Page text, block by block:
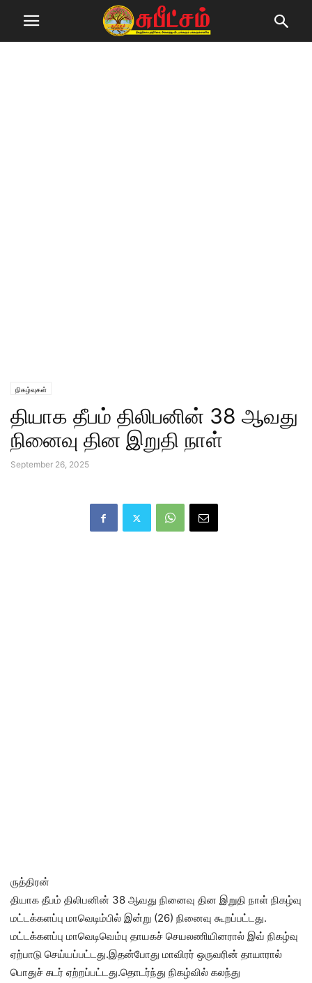
நிகழ்வுகள்
தியாக தீபம் திலிபனின் 38 ஆவது
நினைவு தின இறுதி நாள்
September 26, 2025
ருத்திரன்
தியாக தீபம் திலிபனின் 38 ஆவது நினைவு தின இறுதி நாள் நிகழ்வு
மட்டக்களப்பு மாவெடிம்பில் இன்று (26) நினைவு கூறப்பட்டது.
மட்டக்களப்பு மாவெடிவெம்பு தாயகச் செயலணியினரால் இவ் நிகழ்வு
ஏற்பாடு செய்யப்பட்டது.இதன்போது மாவிரர் ஒருவரின் தாயாரால்
பொதுச் சுடர் ஏற்றப்பட்டது.தொடர்ந்து நிகழ்வில் கலந்து